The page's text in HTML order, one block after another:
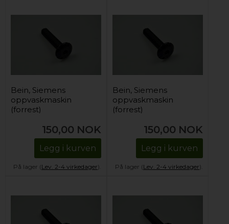
Bein, Siemens
oppvaskmaskin
(forrest)
150,00 NOK
Legg i kurven
På lager (Lev. 2-4 virkedager).
Bein, Siemens
oppvaskmaskin
(forrest)
150,00 NOK
Legg i kurven
På lager (Lev. 2-4 virkedager).